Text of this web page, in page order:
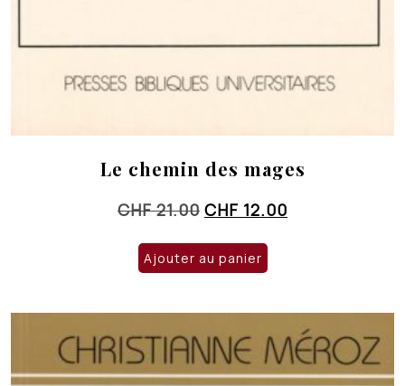
Le chemin des mages
CHF21.00 Le
initial
CHF 12.00
Ajouter au panier